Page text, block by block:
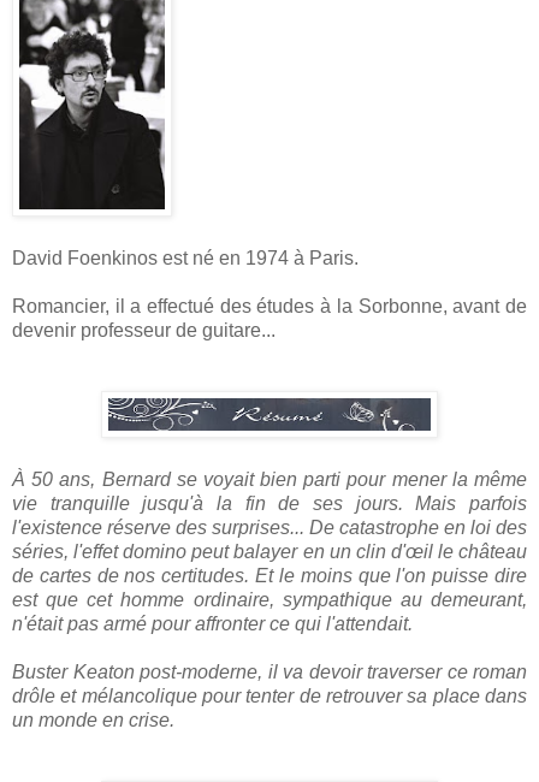
David Foenkinos est né en 1974 à Paris.
Romancier, il a effectué des études à la Sorbonne, avant de
devenir professeur de guitare...
À 50 ans, Bernard se voyait bien parti pour mener la même
vie tranquille jusqu'à la fin de ses jours. Mais parfois
l'existence réserve des surprises... De catastrophe en loi des
séries, l'effet domino peut balayer en un clin d'œil le château
de cartes de nos certitudes. Et le moins que l'on puisse dire
est que cet homme ordinaire, sympathique au demeurant,
n'était pas armé pour affronter ce qui l'attendait.
Buster Keaton post-moderne, il va devoir traverser ce roman
drôle et mélancolique pour tenter de retrouver sa place dans
un monde en crise.